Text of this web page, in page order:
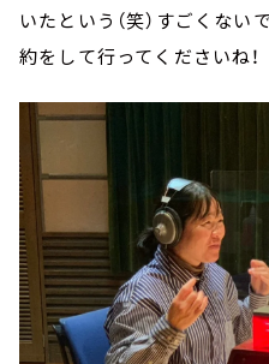
いたという（笑）すごくない
約をして行ってくださいね！